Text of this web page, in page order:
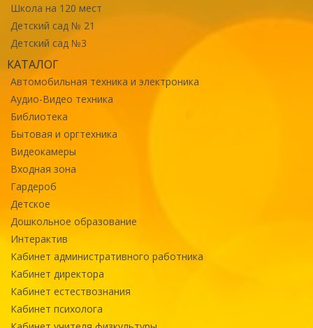
Школа на 120 мест
Детский сад № 21
Детский сад №3
КАТАЛОГ
Автомобильная техника и электроника
Аудио-Видео техника
Библиотека
Бытовая и оргтехника
Видеокамеры
Входная зона
Гардероб
Детское
Дошкольное образование
Интерактив
Кабинет административного работника
Кабинет директора
Кабинет естествознания
Кабинет психолога